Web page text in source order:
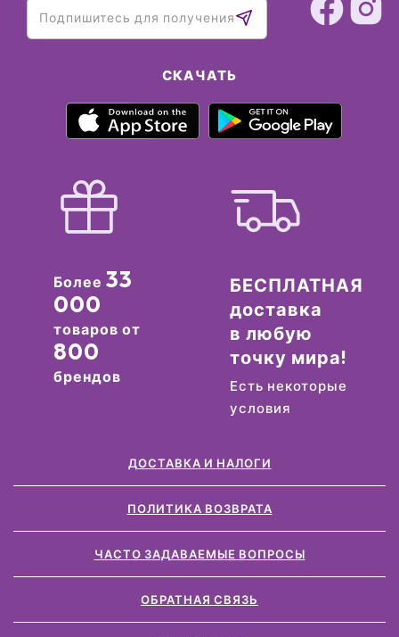
СКАЧАТЬ
Более 33
000
товаров от
800
брендов
БЕСПЛАТНАЯ
доставка
в любую
точку мира!
Есть некоторые
условия
ДОСТАВКА И НАЛОГИ
ПОЛИТИКА ВОЗВРАТА
ЧАСТО ЗАДАВАЕМЫЕ ВОПРОСЫ
ОБРАТНАЯ СВЯЗЬ